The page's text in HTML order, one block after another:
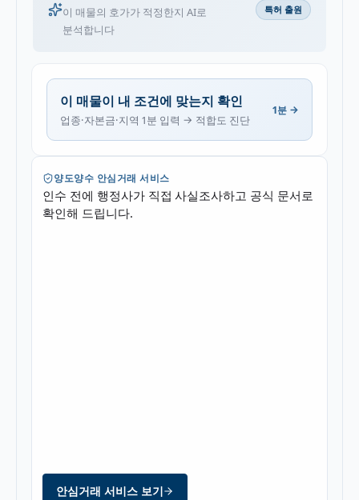
이 매물의 호가가 적정한지 AI로
분석합니다
특허 출원
이 매물이 내 조건에 맞는지 확인
업종·자본금·지역 1분 입력 → 적합도 진단
1분 →
양도양수 안심거래 서비스
인수 전에 행정사가 직접 사실조사하고 공식 문서로
확인해 드립니다.
안심거래 서비스 보기